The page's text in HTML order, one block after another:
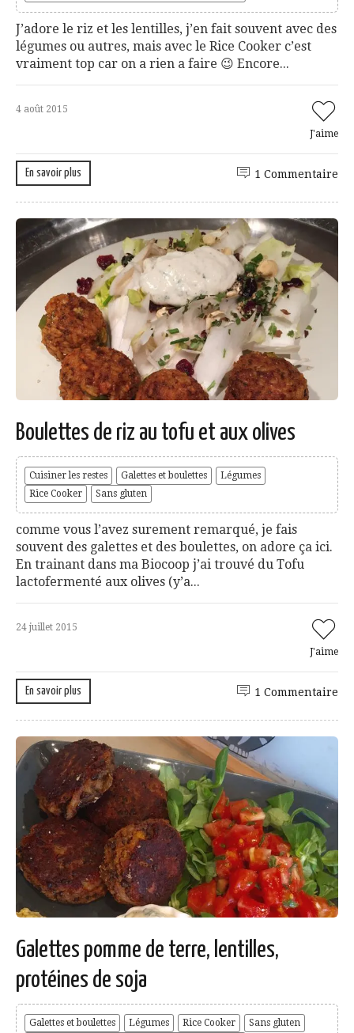
J’adore le riz et les lentilles, j’en fait souvent avec des
légumes ou autres, mais avec le Rice Cooker c’est
vraiment top car on a rien a faire 😉 Encore...
4 août 2015
J'aime
En savoir plus 1 Commentaire
Boulettes de riz au tofu et aux olives
Cuisiner les restes Galettes et boulettes
Légumes
Rice Cooker
Sans gluten
comme vous l’avez surement remarqué, je fais
souvent des galettes et des boulettes, on adore ça ici.
En trainant dans ma Biocoop j’ai trouvé du Tofu
lactofermenté aux olives (y’a...
24 juillet 2015
J'aime
En savoir plus 1 Commentaire
Galettes pomme de terre, lentilles,
protéines de soja
Galettes et boulettes Légumes Rice Cooker Sans gluten